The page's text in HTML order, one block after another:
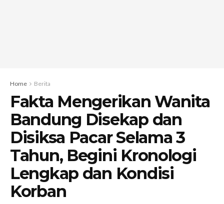
Home Berita
Fakta Mengerikan Wanita
Bandung Disekap dan
Disiksa Pacar Selama 3
Tahun, Begini Kronologi
Lengkap dan Kondisi
Korban